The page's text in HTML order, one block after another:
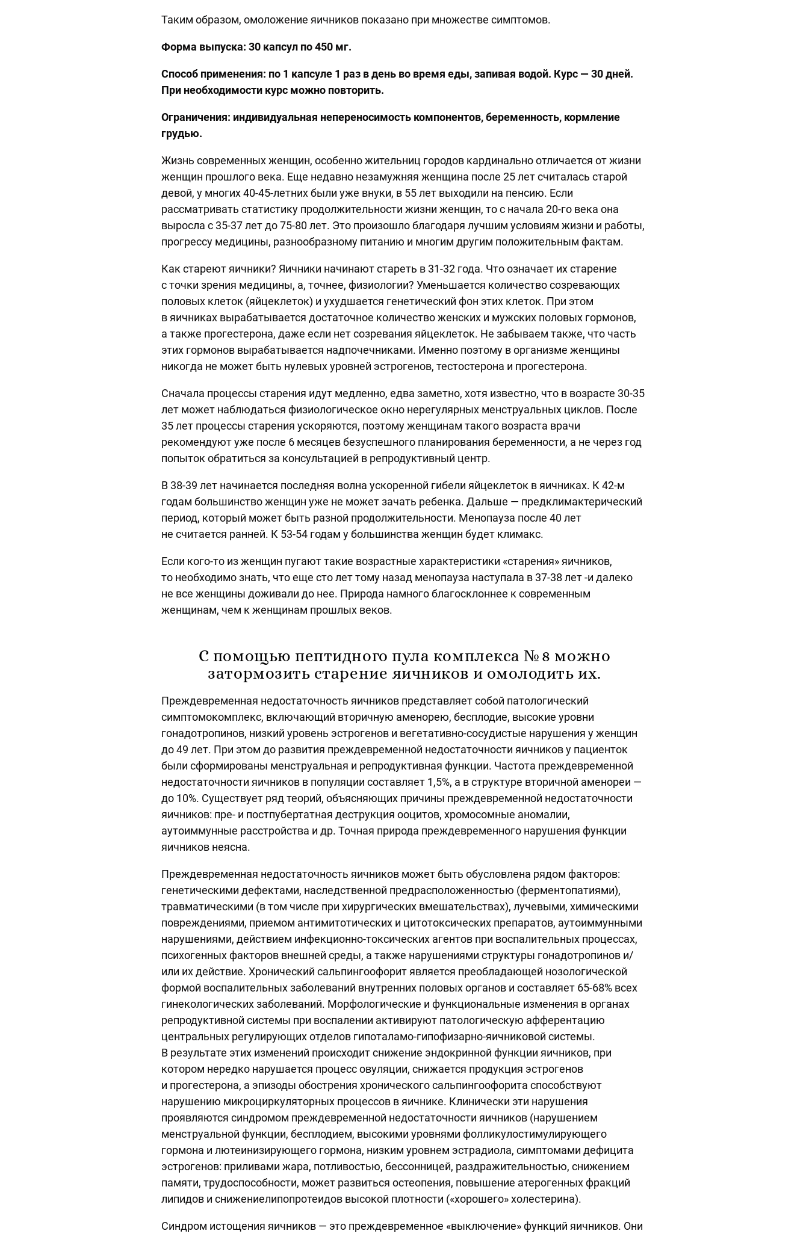
Таким образом, омоложение яичников показано при множестве симптомов.
Форма выпуска: 30 капсул по 450 мг.
Способ применения: по 1 капсуле 1 раз в день во время еды, запивая водой. Курс — 30 дней.
При необходимости курс можно повторить.
Ограничения: индивидуальная непереносимость компонентов, беременность, кормление
грудью.
Жизнь современных женщин, особенно жительниц городов кардинально отличается от жизни
женщин прошлого века. Еще недавно незамужняя женщина после 25 лет считалась старой
девой, у многих 40-45-летних были уже внуки, в 55 лет выходили на пенсию. Если
рассматривать статистику продолжительности жизни женщин, то с начала 20-го века она
выросла с 35-37 лет до 75-80 лет. Это произошло благодаря лучшим условиям жизни и работы,
прогрессу медицины, разнообразному питанию и многим другим положительным фактам.
Как стареют яичники? Яичники начинают стареть в 31-32 года. Что означает их старение
с точки зрения медицины, а, точнее, физиологии? Уменьшается количество созревающих
половых клеток (яйцеклеток) и ухудшается генетический фон этих клеток. При этом
в яичниках вырабатывается достаточное количество женских и мужских половых гормонов,
а также прогестерона, даже если нет созревания яйцеклеток. Не забываем также, что часть
этих гормонов вырабатывается надпочечниками. Именно поэтому в организме женщины
никогда не может быть нулевых уровней эстрогенов, тестостерона и прогестерона.
Сначала процессы старения идут медленно, едва заметно, хотя известно, что в возрасте 30-35
лет может наблюдаться физиологическое окно нерегулярных менструальных циклов. После
35 лет процессы старения ускоряются, поэтому женщинам такого возраста врачи
рекомендуют уже после 6 месяцев безуспешного планирования беременности, а не через год
попыток обратиться за консультацией в репродуктивный центр.
В 38-39 лет начинается последняя волна ускоренной гибели яйцеклеток в яичниках. К 42-м
годам большинство женщин уже не может зачать ребенка. Дальше — предклимактерический
период, который может быть разной продолжительности. Менопауза после 40 лет
не считается ранней. К 53-54 годам у большинства женщин будет климакс.
Если кого-то из женщин пугают такие возрастные характеристики «старения» яичников,
то необходимо знать, что еще сто лет тому назад менопауза наступала в 37-38 лет -и далеко
не все женщины доживали до нее. Природа намного благосклоннее к современным
женщинам, чем к женщинам прошлых веков.
С помощью пептидного пула комплекса № 8 можно
затормозить старение яичников и омолодить их.
Преждевременная недостаточность яичников представляет собой патологический
симптомокомплекс, включающий вторичную аменорею, бесплодие, высокие уровни
гонадотропинов, низкий уровень эстрогенов и вегетативно-сосудистые нарушения у женщин
до 49 лет. При этом до развития преждевременной недостаточности яичников у пациенток
были сформированы менструальная и репродуктивная функции. Частота преждевременной
недостаточности яичников в популяции составляет 1,5%, а в структуре вторичной аменореи —
до 10%. Существует ряд теорий, объясняющих причины преждевременной недостаточности
яичников: пре- и постпубертатная деструкция ооцитов, хромосомные аномалии,
аутоиммунные расстройства и др. Точная природа преждевременного нарушения функции
яичников неясна.
Преждевременная недостаточность яичников может быть обусловлена рядом факторов:
генетическими дефектами, наследственной предрасположенностью (ферментопатиями),
травматическими (в том числе при хирургических вмешательствах), лучевыми, химическими
повреждениями, приемом антимитотических и цитотоксических препаратов, аутоиммунными
нарушениями, действием инфекционно-токсических агентов при воспалительных процессах,
психогенных факторов внешней среды, а также нарушениями структуры гонадотропинов и/
или их действие. Хронический сальпингоофорит является преобладающей нозологической
формой воспалительных заболеваний внутренних половых органов и составляет 65-68% всех
гинекологических заболеваний. Морфологические и функциональные изменения в органах
репродуктивной системы при воспалении активируют патологическую афферентацию
центральных регулирующих отделов гипоталамо-гипофизарно-яичниковой системы.
В результате этих изменений происходит снижение эндокринной функции яичников, при
котором нередко нарушается процесс овуляции, снижается продукция эстрогенов
и прогестерона, а эпизоды обострения хронического сальпингоофорита способствуют
нарушению микроциркуляторных процессов в яичнике. Клинически эти нарушения
проявляются синдромом преждевременной недостаточности яичников (нарушением
менструальной функции, бесплодием, высокими уровнями фолликулостимулирующего
гормона и лютеинизирующего гормона, низким уровнем эстрадиола, симптомами дефицита
эстрогенов: приливами жара, потливостью, бессонницей, раздражительностью, снижением
памяти, трудоспособности, может развиться остеопения, повышение атерогенных фракций
липидов и снижениелипопротеидов высокой плотности («хорошего» холестерина).
Синдром истощения яичников — это преждевременное «выключение» функций яичников. Они